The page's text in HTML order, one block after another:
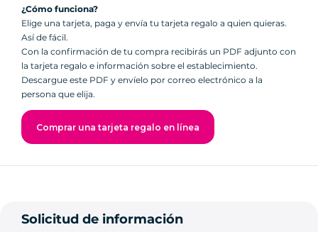
¿Cómo funciona?
Elige una tarjeta, paga y envía tu tarjeta regalo a quien quieras.
Así de fácil.
Con la confirmación de tu compra recibirás un PDF adjunto con
la tarjeta regalo e información sobre el establecimiento.
Descargue este PDF y envíelo por correo electrónico a la
persona que elija.
Comprar una tarjeta regalo en línea
Solicitud de información